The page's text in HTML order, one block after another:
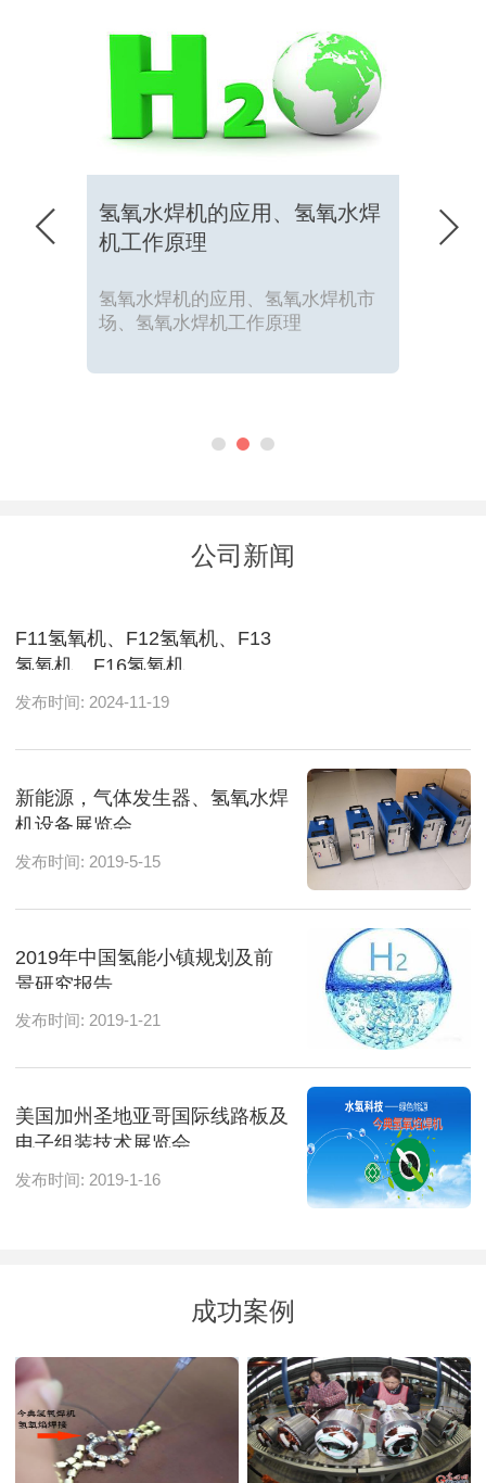
氢氧水焊机的应用、氢氧水焊
机工作原理
氢氧水焊机的应用、氢氧水焊机市
场、氢氧水焊机工作原理
 
公司新闻
F11氢氧机、F12氢氧机、F13
氢氧机、F16氢氧机
发布时间: 2024-11-19
新能源，气体发生器、氢氧水焊
机设备展览会
发布时间: 2019-5-15
2019年中国氢能小镇规划及前
景研究报告
发布时间: 2019-1-21
美国加州圣地亚哥国际线路板及
电子组装技术展览会
发布时间: 2019-1-16
成功案例